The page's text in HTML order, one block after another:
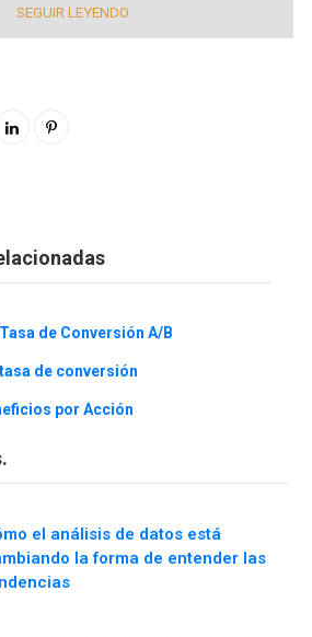
SEGUIR LEYENDO
de Conversión A/B
de conversión
por Acción
el análisis de datos está
la forma de entender las